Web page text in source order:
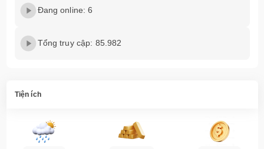
Đang online: 6
Tổng truy cập: 85.982
Tiện ích